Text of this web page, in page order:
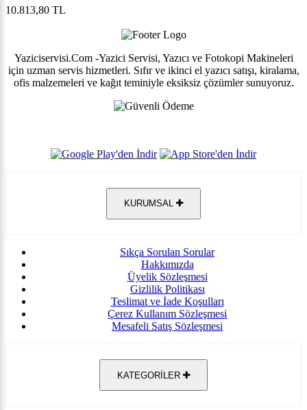
10.813,80 TL
Yaziciservisi.Com -Yazici Servisi, Yazıcı ve Fotokopi Makineleri
için uzman servis hizmetleri. Sıfır ve ikinci el yazıcı satışı, kiralama,
ofis malzemeleri ve kağıt teminiyle eksiksiz çözümler sunuyoruz.
KURUMSAL
Sıkça Sorulan Sorular
Hakkımızda
Üyelik Sözleşmesi
Gizlilik Politikası
Teslimat ve İade Koşulları
Çerez Kullanım Sözleşmesi
Mesafeli Satış Sözleşmesi
KATEGORİLER